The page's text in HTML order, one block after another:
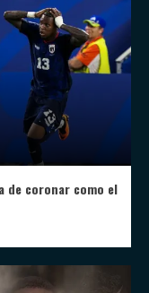
de coronar como el